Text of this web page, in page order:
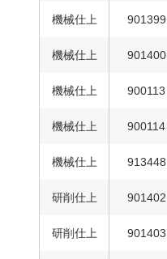
機械仕上 901399
機械仕上 901400
機械仕上 900113
機械仕上 900114
機械仕上 913448
研削仕上 901402
研削仕上 901403